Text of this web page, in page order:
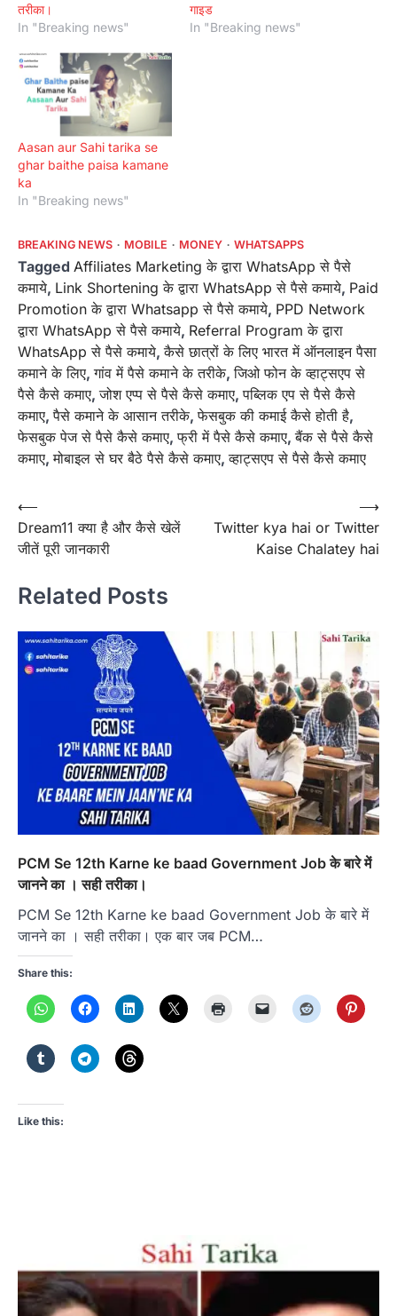
तरीका।
In "Breaking news"
गाइड
In "Breaking news"
Aasan aur Sahi tarika se
ghar baithe paisa kamane
ka
In "Breaking news"
BREAKING NEWS MOBILE MONEY WHATSAPPS
Tagged Affiliates Marketing के द्वारा WhatsApp से पैसे
कमाये, Link Shortening के द्वारा WhatsApp से पैसे कमाये, Paid
Promotion के द्वारा Whatsapp से पैसे कमाये, PPD Network
द्वारा WhatsApp से पैसे कमाये, Referral Program के द्वारा
WhatsApp से पैसे कमाये,कैसे छात्रों के लिए भारत में ऑनलाइन पैसा
कमाने के लिए,गांव में पैसे कमाने के तरीके,जिओ फोन के व्हाट्सएप से
पैसे कैसे कमाए,जोश एप्प से पैसे कैसे कमाए,पब्लिक एप से पैसे कैसे
कमाए,पैसे कमाने के आसान तरीके,फेसबुक की कमाई कैसे होती है,
फेसबुक पेज से पैसे कैसे कमाए,फ्री में पैसे कैसे कमाए,बैंक से पैसे कैसे
कमाए,मोबाइल से घर बैठे पैसे कैसे कमाए,व्हाट्सएप से पैसे कैसे कमाए
Post
navigation
⟵
Dream11 क्या है और कैसे खेलें
जीतें पूरी जानकारी
Twitter kya hai or Twitter
Kaise Chalatey hai
⟶
Related Posts
PCM Se 12th Karne ke baad Government Job के बारे में
जानने का । सही तरीका।
PCM Se 12th Karne ke baad Government Job के बारे में
जानने का । सही तरीका। एक बार जब PCM…
Share this:
Like this: